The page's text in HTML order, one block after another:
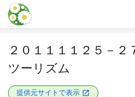
本文に飛ぶ
２０１１１１２５－
ツーリズム
提供元サイトで表示